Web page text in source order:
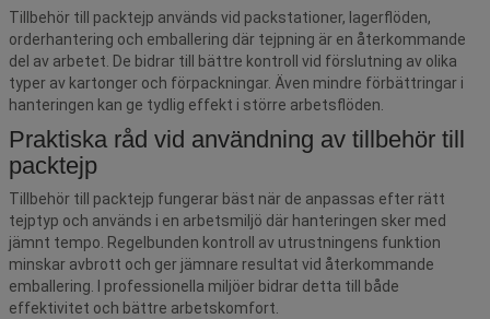
Tillbehör till packtejp används vid packstationer, lagerflöden,
orderhantering och emballering där tejpning är en återkommande
del av arbetet. De bidrar till bättre kontroll vid förslutning av olika
typer av kartonger och förpackningar. Även mindre förbättringar i
hanteringen kan ge tydlig effekt i större arbetsflöden.
Praktiska råd vid användning av tillbehör till
packtejp
Tillbehör till packtejp fungerar bäst när de anpassas efter rätt
tejptyp och används i en arbetsmiljö där hanteringen sker med
jämnt tempo. Regelbunden kontroll av utrustningens funktion
minskar avbrott och ger jämnare resultat vid återkommande
emballering. I professionella miljöer bidrar detta till både
effektivitet och bättre arbetskomfort.